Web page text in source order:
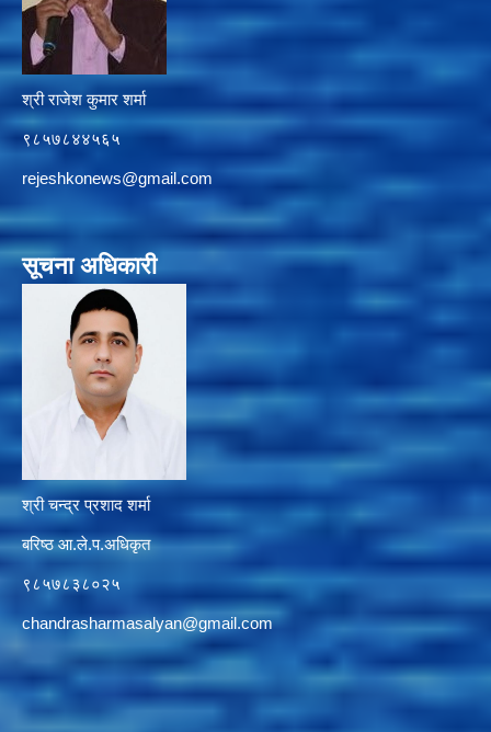
श्री राजेश कुमार शर्मा
९८५७८४४५६५
rejeshkonews@gmail.com
सूचना अधिकारी
श्री चन्द्र प्रशाद शर्मा
बरिष्ठ आ.ले.प.अधिकृत
९८५७८३८०२५
chandrasharmasalyan@gmail.com